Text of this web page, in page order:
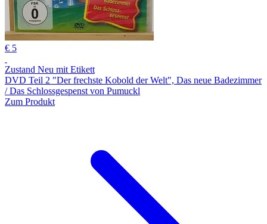
€ 5
Zustand Neu mit Etikett
DVD Teil 2 "Der frechste Kobold der Welt", Das neue Badezimmer
/ Das Schlossgespenst von Pumuckl
Zum Produkt